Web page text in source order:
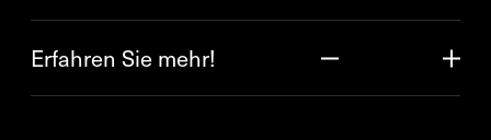
Erfahren Sie mehr!